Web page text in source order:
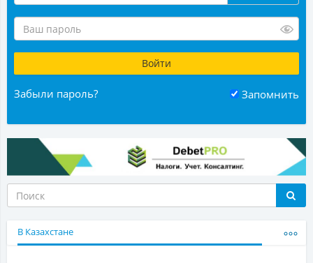
Забыли пароль? Запомнить
В Казахстане